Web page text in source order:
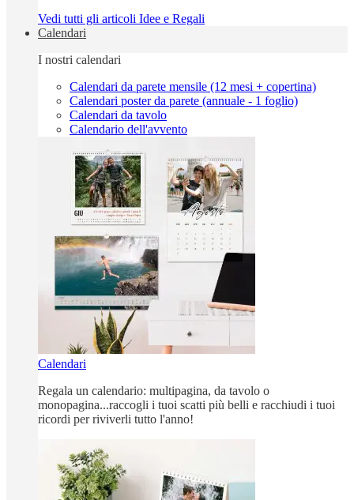
Vedi tutti gli articoli Idee e Regali
Calendari
I nostri calendari
Calendari da parete mensile (12 mesi + copertina)
Calendari poster da parete (annuale - 1 foglio)
Calendari da tavolo
Calendario dell'avvento
Calendari
Regala un calendario: multipagina, da tavolo o
monopagina...raccogli i tuoi scatti più belli e racchiudi i tuoi
ricordi per riviverli tutto l'anno!